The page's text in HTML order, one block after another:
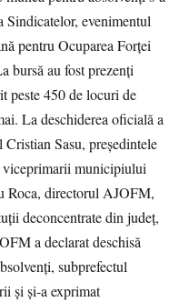
Sindicatelor, evenimentul
pentru Ocuparea Forţei
bursă au fost prezenţi
peste 450 de locuri de
La deschiderea oficială a
Sasu, preşedintele
municipiului
Roca, directorul AJOFM,
deconcentrate din judeţ,
a declarat deschisă
subprefectul
şi şi-a exprimat